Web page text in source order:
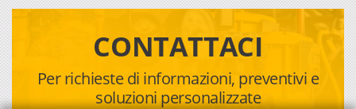
CONTATTACI
Per richieste di informazioni, preventivi e
soluzioni personalizzate